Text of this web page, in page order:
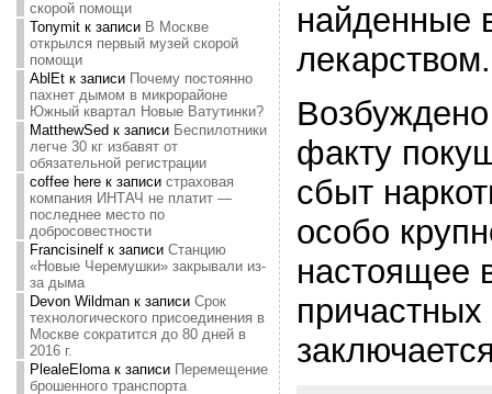
скорой помощи
Tonymitк записи В Москве
открылся первый музей скорой
помощи
AblEtк записи Почему постоянно
пахнет дымом в микрорайоне
Южный квартал Новые Ватутинки?
MatthewSed к записи Беспилотники
легче 30 кг избавят от
обязательной регистрации
coffee hereк записи страховая
компания ИНТАЧ не платит —
последнее место по
добросовестности
Francisinelfк записи Станцию
«Новые Черемушки» закрывали из-
за дыма
Devon Wildmanк записи Срок
технологического присоединения в
Москве сократится до 80 дней в
2016 г.
PlealeElomaк записи Перемещение
брошенного транспорта
найденные
лекарством.
факту
сбыт
особо
настоящее